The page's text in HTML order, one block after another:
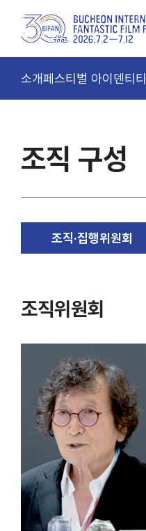
소개페스티벌 아이덴티티
조직 구성
조직·집행위원회
조직위원회